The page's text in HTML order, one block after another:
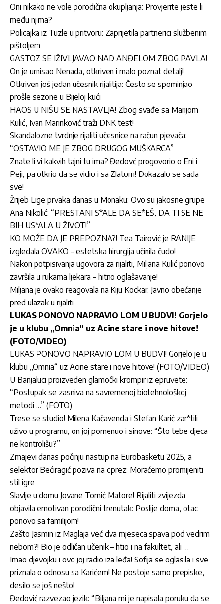
Oni nikako ne vole porodična okupljanja: Provjerite jeste li
među njima?
Policajka iz Tuzle u pritvoru: Zaprijetila partnerici službenim
pištoljem
GASTOZ SE IŽIVLJAVAO NAD ANĐELOM ZBOG PAVLA!
On je urnisao Nenada, otkriven i malo poznat detalj!
Otkriven još jedan učesnik rijalitija: Često se spominjao
prošle sezone u Bijeloj kući
HAOS U NIŠU SE NASTAVLJA! Zbog svađe sa Marijom
Kulić, Ivan Marinković traži DNK test!
Skandalozne tvrdnje rijaliti učesnice na račun pjevača:
“OSTAVIO ME JE ZBOG DRUGOG MUŠKARCA”
Znate li vi kakvih tajni tu ima? Đedovć progovorio o Eni i
Peji, pa otkrio da se vidio i sa Zlatom! Dokazalo se sada
sve!
Žrijeb Lige prvaka danas u Monaku: Ovo su jakosne grupe
Ana Nikolić: “PRESTANI S*ALE DA SE*EŠ, DA TI SE NE
BIH US*ALA U ŽIVOT!”
KO MOŽE DA JE PREPOZNA?! Tea Tairović je RANIJE
izgledala OVAKO – estetska hirurgija učinila čudo!
Nakon potpisivanja ugovora za rijaliti, Miljana Kulić ponovo
završila u rukama ljekara – hitno oglašavanje!
Miljana je ovako reagovala na Kiju Kockar: Javno obećanje
pred ulazak u rijaliti
LUKAS PONOVO NAPRAVIO LOM U BUDVI! Gorjelo
je u klubu „Omnia“ uz Acine stare i nove hitove!
(FOTO/VIDEO)
LUKAS PONOVO NAPRAVIO LOM U BUDVI! Gorjelo je u
klubu „Omnia“ uz Acine stare i nove hitove! (FOTO/VIDEO)
U Banjaluci proizveden glamočki krompir iz epruvete:
“Postupak se zasniva na savremenoj biotehnološkoj
metodi …” (FOTO)
Trese se studio! Milena Kačavenda i Stefan Karić zar*tili
uživo u programu, on joj pomenuo i sinove: “Što tebe djeca
ne kontrolišu?”
Zmajevi danas počinju nastup na Eurobasketu 2025, a
selektor Bećiragić poziva na oprez: Moraćemo promijeniti
stil igre
Slavlje u domu Jovane Tomić Matore! Rijaliti zvijezda
objavila emotivan porodični trenutak: Poslije doma, otac
ponovo sa familijom!
Zašto Jasmin iz Maglaja već dva mjeseca spava pod vedrim
nebom?! Bio je odličan učenik – htio i na fakultet, ali …
Imao djevojku i ovo joj radio iza leđa! Sofija se oglasila i sve
priznala o odnosu sa Karićem! Ne postoje samo prepiske,
desilo se još nešto!
Đedović razvezao jezik: “Biljana mi je napisala poruku da se